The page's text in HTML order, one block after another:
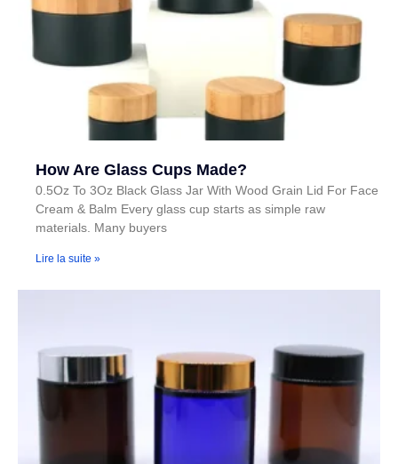
How Are Glass Cups Made?
0.5Oz To 3Oz Black Glass Jar With Wood Grain Lid For Face
Cream & Balm Every glass cup starts as simple raw
materials. Many buyers
Lire la suite »